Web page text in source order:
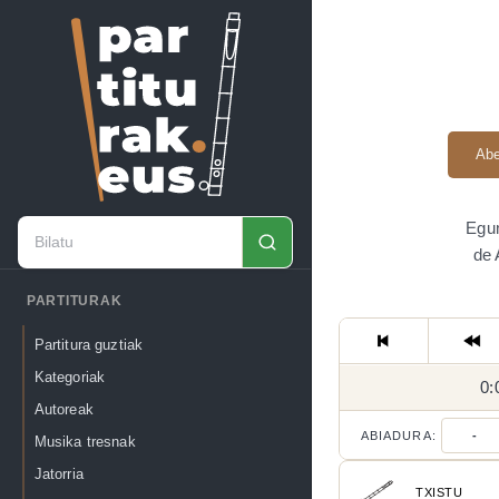
PARTITURAK
Partitura guztiak
Kategoriak
Autoreak
Musika tresnak
Jatorria
de
ABIADURA: -
TXISTU